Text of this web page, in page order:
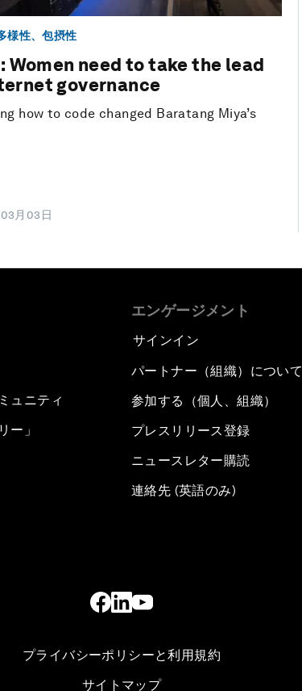
様性、包摂性
Women need to take the lead
governance
how to code changed Baratang Miya’s
月03日
ュニティ
ー」
エンゲージメント
サインイン
パートナー（組織）につい
参加する（個人、組織）
プレスリリース登録
ニュースレター購読
連絡先 (英語のみ)
プライバシーポリシーと利用規約
サイトマップ